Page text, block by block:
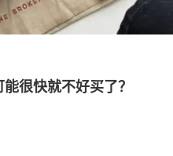
很快就不好买了？